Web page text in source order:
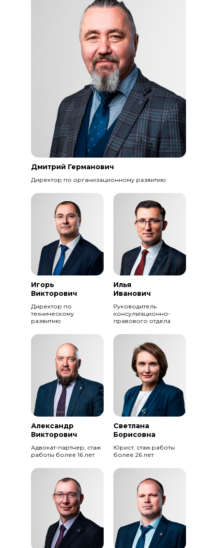
Игорь
Викторович
Директор по
техническому
развитию
Дмитрий Германович
Директор по организационному развитию
Илья
Иванович
Руководитель
консультационно-
правового отдела
Александр
Викторович
Адвокат-партнер, стаж
работы более 16 лет
Светлана
Борисовна
Юрист, стаж работы
более 26 лет